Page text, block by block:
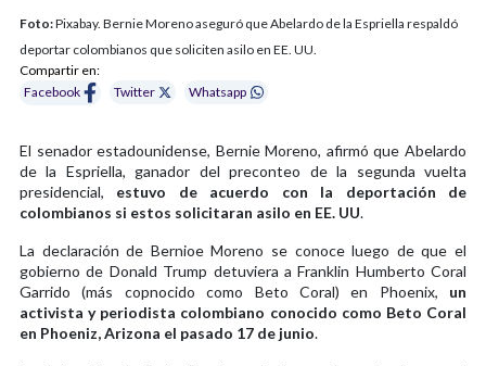
Foto:Pixabay. Bernie Moreno aseguró que Abelardo de la Espriella respaldó
deportar colombianos que soliciten asilo en EE. UU.
Compartir en:
Facebook
Twitter Whatsapp
El senador estadounidense, Bernie Moreno, afirmó que Abelardo
de la Espriella, ganador del preconteo de la segunda vuelta
presidencial, estuvo de acuerdo con la deportación de
colombianos si estos solicitaran asilo en EE. UU.
La declaración de Bernioe Moreno se conoce luego de que el
gobierno de Donald Trump detuviera a Franklin Humberto Coral
Garrido (más copnocido como Beto Coral) en Phoenix, un
activista y periodista colombiano conocido como Beto Coral
en Phoeniz, Arizona el pasado 17 de junio.